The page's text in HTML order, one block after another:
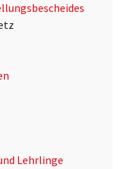
Lehrlinge